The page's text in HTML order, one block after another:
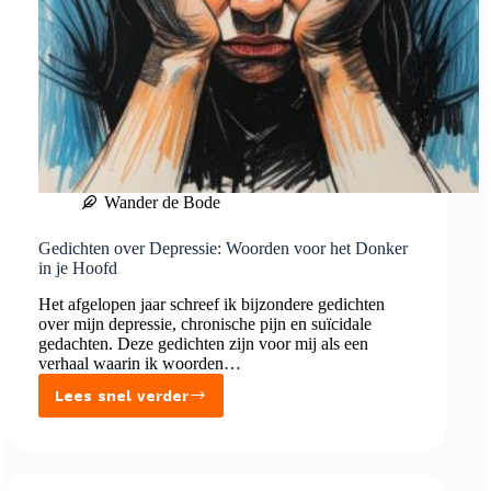
Wander de Bode
Gedichten over Depressie: Woorden voor het Donker
in je Hoofd
Het afgelopen jaar schreef ik bijzondere gedichten
over mijn depressie, chronische pijn en suïcidale
gedachten. Deze gedichten zijn voor mij als een
verhaal waarin ik woorden…
Lees snel verder
Gedichten